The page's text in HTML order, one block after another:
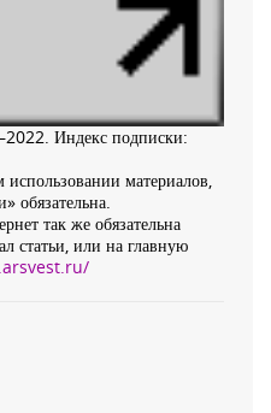
Индекс подписки:
материалов,
обязательна.
так же обязательна
статьи, или на главную